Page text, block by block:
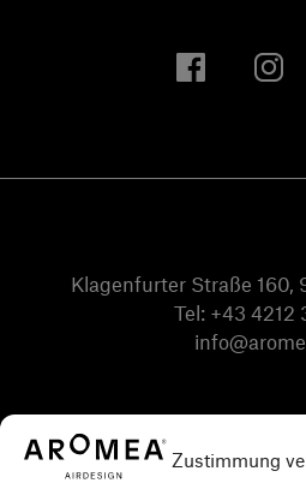
Zustimmung
Klagenfurter Straße
Tel: +43 4212